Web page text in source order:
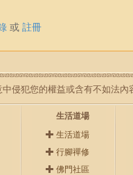
或 註冊
侵犯您的權益或含有不如法內
生活道場
生活道場
行腳禪修
佛門社區